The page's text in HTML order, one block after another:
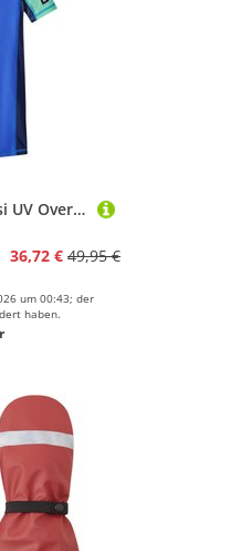
reima Kinder Vesihiisi UV Overall
36,72 € 49,95 €
um 00:43; der
haben.